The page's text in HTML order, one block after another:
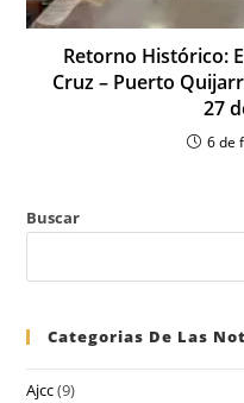
Retorno Histórico:
Cruz – Puerto
27
6 de
Buscar
Categorias De Las
Ajcc(9)